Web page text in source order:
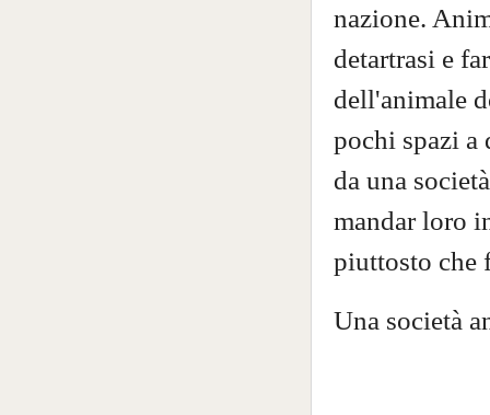
nazione.
detartrasi e
dell'animale
pochi spazi a
da una
mandar loro
piuttosto che
Una società